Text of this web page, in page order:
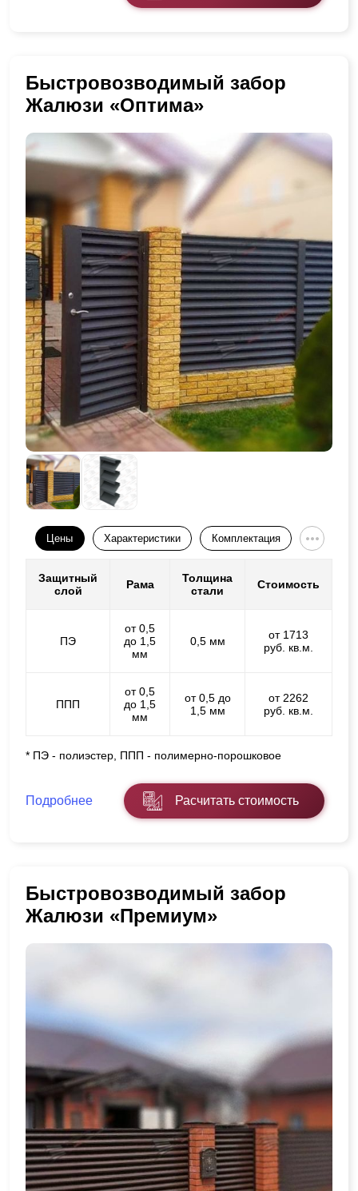
Быстровозводимый забор
Жалюзи «Оптима»
Цены Характеристики Комплектация
Защитный
слой
Рама
Толщина
стали
Стоимость
ПЭ
от 0,5
до 1,5
мм
0,5 мм
от 1713
руб. кв.м.
ППП
от 0,5
до 1,5
мм
от 0,5 до
1,5 мм
от 2262
руб. кв.м.
* ПЭ - полиэстер, ППП - полимерно-порошковое
Подробнее Расчитать стоимость
Быстровозводимый забор
Жалюзи «Премиум»